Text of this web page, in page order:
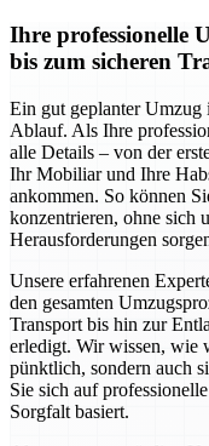
Ihre professionelle
bis zum sicheren
Ein gut geplanter Umzug
Ablauf. Als Ihre
alle Details – von der
Ihr Mobiliar und Ihre
ankommen. So können
konzentrieren, ohne sich
Herausforderungen
Unsere erfahrenen
den gesamten
Transport bis hin zur
erledigt. Wir wissen, wie
pünktlich, sondern auch
Sie sich auf
Sorgfalt basiert.